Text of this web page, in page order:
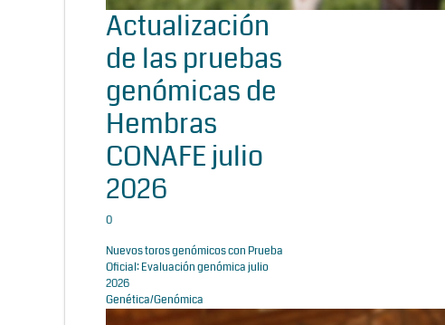
Actualización
de las pruebas
genómicas de
Hembras
CONAFE julio
2026
0
Nuevos toros genómicos con Prueba
Oficial: Evaluación genómica julio
2026
Genética/Genómica